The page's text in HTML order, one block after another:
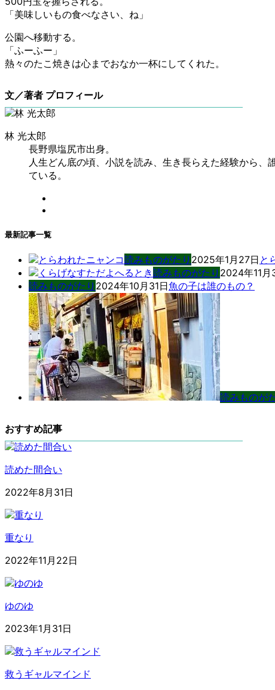
「美味しいもの食べなさい、ね」
公園へ移動する。
「ふーふー」
熱々のたこ焼きは心までおなか一杯にしてくれた。
文／著者 プロフィール
林 光太郎
長野県塩尻市出身。
人生どん底の頃、小説を読み、生き長らえた経験から
ている。
最新記事一覧
読みものがたり 2025年1月27日 と
読みものがたり 2024年11月
読みものがたり 2024年10月31日魚の子は誰のもの？
読みものが
おすすめ記事
読めた間合い
2022年8月31日
重なり
2022年11月22日
ゆのゆ
2023年1月31日
救うギャルマインド